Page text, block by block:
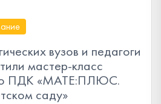
вузов и педагоги
мастер-класс
ПДК «МАТЕ:ПЛЮС.
саду»